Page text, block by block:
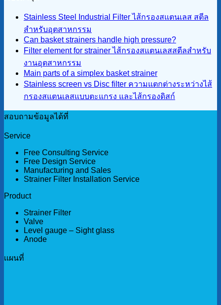
Stainless Steel Industrial Filter ไส้กรองสแตนเลส สตีล
สำหรับอุตสาหกรรม
Can basket strainers handle high pressure?
Filter element for strainer ไส้กรองสแตนเลสสตีลสำหรับ
งานอุตสาหกรรม
Main parts of a simplex basket strainer
Stainless screen vs Disc filter ความแตกต่างระหว่างไส้
กรองสแตนเลสแบบตะแกรง และไส้กรองดิสก์
สอบถามข้อมูลได้ที่
Service
Free Consulting Service
Free Design Service
Manufacturing and Sales
Strainer Filter Installation Service
Product
Strainer Filter
Valve
Level gauge – Sight glass
Anode
เเผนที่